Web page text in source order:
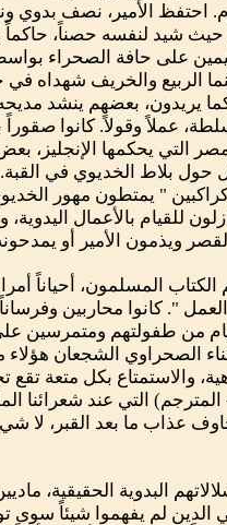
احتفظ الأمير، نصف بدوي
شيد لنفسه حصناً،
على حافة الصحراء
الربيع والخريف شهداه
كما يريدون، بعضهم ينشد
عملاً وقولاً. كانوا
التي يحكمها
بلاط الخديوي في
" يمتطون مهور
للقيام بالأعمال
ويذمون الأمير أو
المسلمون، أحياناً
". كانوا محاربين
من طفولتهم ومتمرسين
الصحراوي الشجعان
والاستمتاع بكل متعة تقع
التي عند شعرائنا
عذاب ما بعد القبر، لا
البدوية الحقيقية،
الدين لم يفهموا شيئاً